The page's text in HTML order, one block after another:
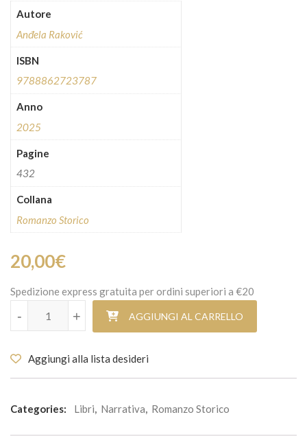
Autore
Anđela Raković
ISBN
9788862723787
Anno
2025
Pagine
432
Collana
Romanzo Storico
20,00€
Spedizione express gratuita per ordini superiori a €20
L'ultima regina d'Italia quantità
+
- AGGIUNGI AL CARRELLO
Aggiungi alla lista desideri
Categories: Libri, Narrativa, Romanzo Storico